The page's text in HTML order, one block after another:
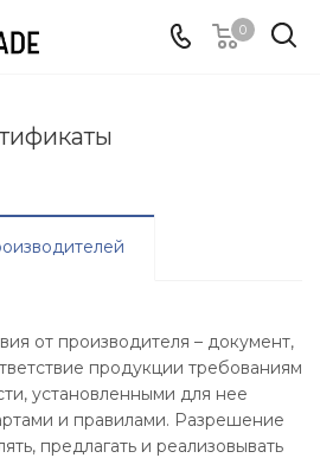
0
от производителя – документ,
продукции требованиям
установленными для нее
и правилами. Разрешение
предлагать и реализовывать